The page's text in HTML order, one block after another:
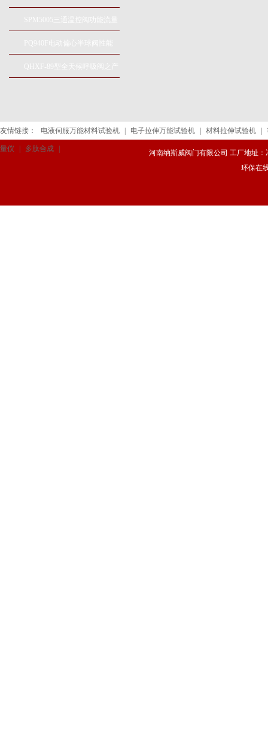
SPM5005三通温控阀功能流量
及连接尺寸
PQ940F电动偏心半球阀性能
参数及适用介质
QHXF-89型全天候呼吸阀之产
友情链接： 电液伺服万能材料试验机 电子拉伸万能试验机 材料拉伸试验机
量仪 多肽合成
河南纳斯威阀门有限公司 工厂地址：
环保在